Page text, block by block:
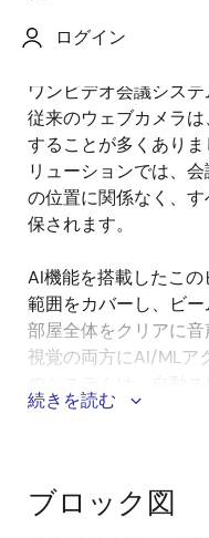
ログイン
説
レーションの形を変え
ワンビデオ会議システ
従来のウェブカメラ
することが多くあり
リューションでは、
の位置に関係なく、
保されます。
AI機能を搭載したこ
範囲をカバーし、ビ
部屋全体をクリアに
視覚の両方にAI/MLア
抑制、適応フレーミン
このシステムのメリッ
続きを読む
ブロック図